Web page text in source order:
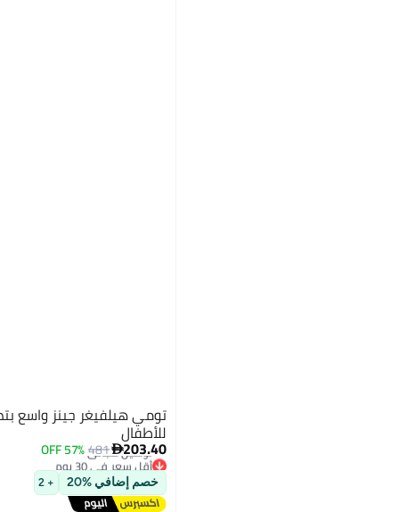
تومي هيلفيغر جينز واسع
للأطفال
203.40
481
57% OFF
أقل سعر في 30 يوم
توصيل مجاني
أقل سعر في 30 يوم
خصم إضافي %20 + 2